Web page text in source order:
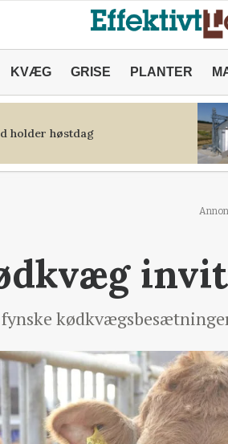
KVÆG GRISE PLANTER
holder høstdag